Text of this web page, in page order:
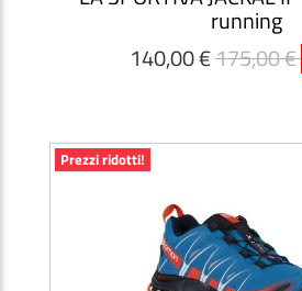
running
140,00 €175,00 €
Prezzi ridotti!